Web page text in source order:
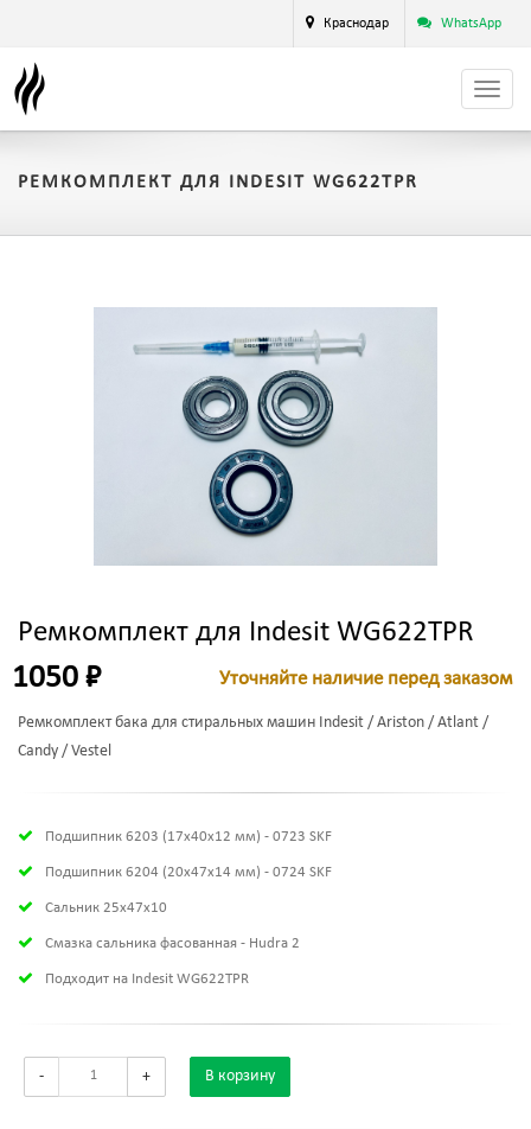
Краснодар WhatsApp
РЕМКОМПЛЕКТ ДЛЯ INDESIT WG622TPR
Ремкомплект для Indesit WG622TPR
1050 ₽ Уточняйте наличие перед заказом
Ремкомплект бака для стиральных машин Indesit / Ariston / Atlant /
Candy / Vestel
Подшипник 6203 (17х40х12 мм) - 0723 SKF
Подшипник 6204 (20х47х14 мм) - 0724 SKF
Сальник 25x47x10
Смазка сальника фасованная - Hudra 2
Подходит на Indesit WG622TPR
- + В корзину